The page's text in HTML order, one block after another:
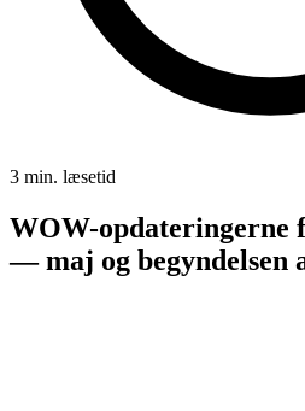
3 min. læsetid
WOW-opdateringerne
— maj og begyndelsen